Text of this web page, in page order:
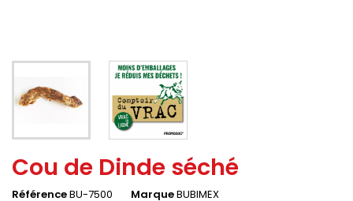
Cou de Dinde séché
RéférenceBU-7500 MarqueBUBIMEX